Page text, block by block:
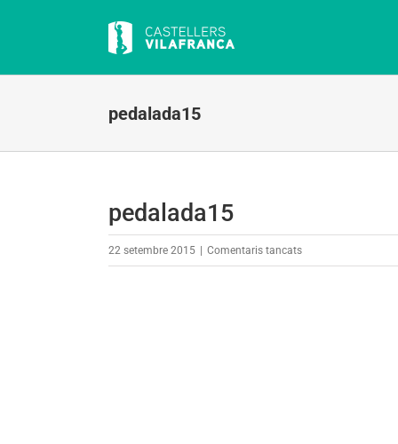
pedalada15
pedalada15
22 setembre 2015 Comentaris tancatsa